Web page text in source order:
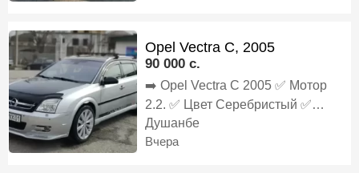
шудаги Танировка то ноябр
Харидори аниқ бо муомила дора,
Газ-бензин, Механика, Хэтчбек
Opel Vectra C, 2005
90 000 c.
➡️ Opel Vectra C 2005 ✅️ Мотор
2.2. ✅️ Цвет Серебристый ✅️
Кадиционер Ях ✅️ Кожаный салон
✅️ Мульти руль ✅️ Состояние:
Гаштаги 👍 ✅️ РАСТАМОЖКА ‼️ ✅️
Душанбе
Вчера